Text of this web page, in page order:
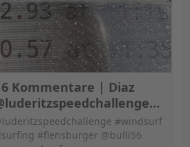
6 Kommentare | Diaz
#speedsurfing
@rtechsolution
#windsurf
#flensburger @bulli56